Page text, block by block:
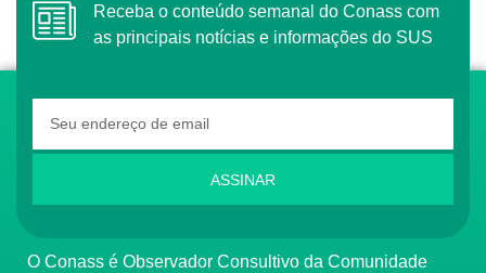
Receba o conteúdo semanal do Conass com
as principais notícias e informações do SUS
ASSINAR
O Conass é Observador Consultivo da Comunidade